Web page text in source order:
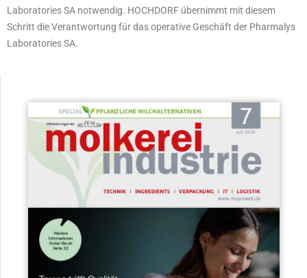
Laboratories SA notwendig. HOCHDORF übernimmt mit diesem
Schritt die Verantwortung für das operative Geschäft der Pharmalys
Laboratories SA.